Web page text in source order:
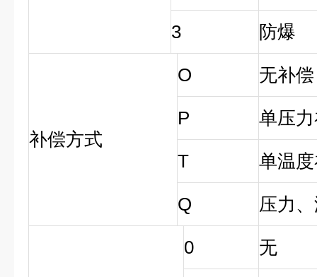
3 防爆
补偿方式
O 无补偿
P 单压
T 单温
Q 压力
0 无